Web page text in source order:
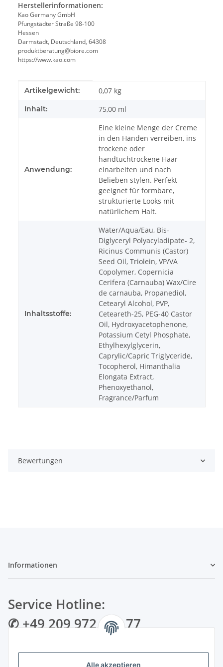
Alle akzeptieren
Herstellerinformationen:
Kao Germany GmbH
Pfungstädter Straße 98-100
Hessen
Darmstadt, Deutschland, 64308
produktberatung@biore.com
https://www.kao.com
Produkteigenschaft
Wert
Artikelgewicht: 0,07 kg
Inhalt: 75,00 ml
Anwendung:
Eine kleine Menge der Creme
in den Händen verreiben, ins
trockene oder
handtuchtrockene Haar
einarbeiten und nach
Belieben stylen. Perfekt
geeignet für formbare,
strukturierte Looks mit
natürlichem Halt.
Inhaltsstoffe:
Water/Aqua/Eau, Bis-
Diglyceryl Polyacyladipate- 2,
Ricinus Communis (Castor)
Seed Oil, Triolein, VP/VA
Copolymer, Copernicia
Cerifera (Carnauba) Wax/Cire
de carnauba, Propanediol,
Cetearyl Alcohol, PVP,
Ceteareth-25, PEG-40 Castor
Oil, Hydroxyacetophenone,
Potassium Cetyl Phosphate,
Ethylhexylglycerin,
Caprylic/Capric Triglyceride,
Tocopherol, Himanthalia
Elongata Extract,
Phenoxyethanol,
Fragrance/Parfum
Bewertungen
Informationen
Service Hotline:
✆ +49 209 972 995 77